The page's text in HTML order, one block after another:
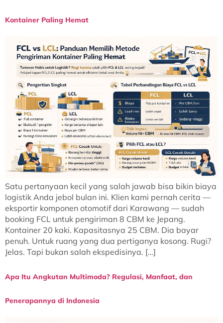
Kontainer Paling Hemat
Satu pertanyaan kecil yang salah jawab bisa bikin biaya
logistik Anda jebol bulan ini. Klien kami pernah cerita —
eksportir komponen otomotif dari Karawang — sudah
booking FCL untuk pengiriman 8 CBM ke Jepang.
Kontainer 20 kaki. Kapasitasnya 25 CBM. Dia bayar
penuh. Untuk ruang yang dua pertiganya kosong. Rugi?
Jelas. Tapi bukan salah ekspedisinya. […]
Apa Itu Angkutan Multimoda? Regulasi, Manfaat, dan
Penerapannya di Indonesia